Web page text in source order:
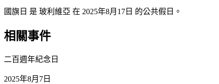
國旗日 是 玻利維亞 在 2025年8月17日 的公共假日。
相關事件
二百週年紀念日
2025年8月7日